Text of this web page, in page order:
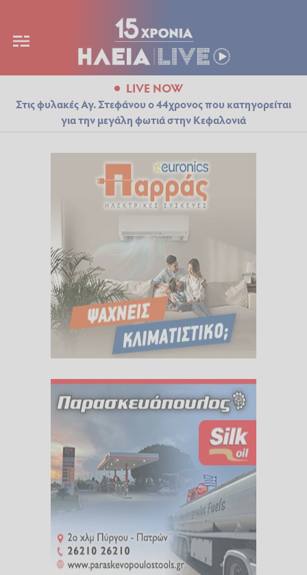
LIVE NOW
Στις φυλακές Αγ. Στεφάνου ο 44χρονος που κατηγορείται
για την μεγάλη φωτιά στην Κεφαλονιά